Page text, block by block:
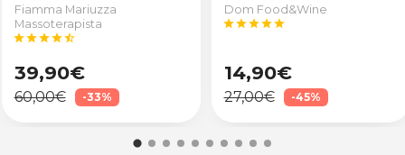
Fiamma Mariuzza
Massoterapista
starstarstarstarstar_half
39,90€
60,00€ -33%
Dom Food&Wine
starstarstarstarstar
14,90€
27,00€ -45%